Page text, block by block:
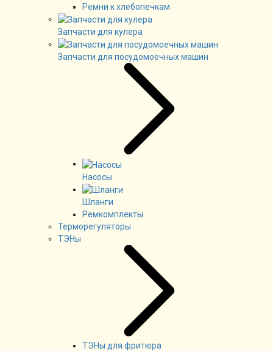
Ремни к хлебопечкам
Запчасти для кулера
Запчасти для посудомоечных машин
Насосы
Шланги
Ремкомплекты
Терморегуляторы
ТЭНы
ТЭНы для фритюра